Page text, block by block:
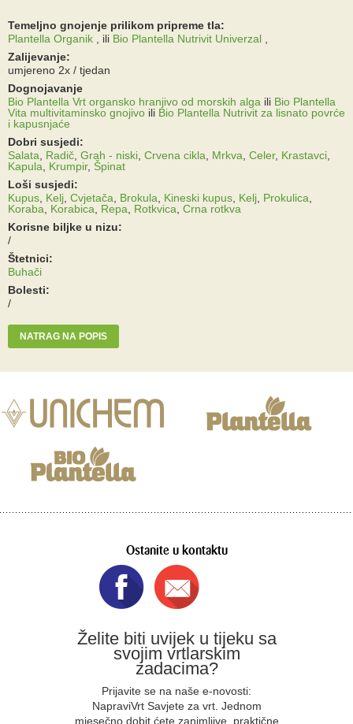
Temeljno gnojenje prilikom pripreme tla:
Plantella Organik
ili Bio Plantella Nutrivit Univerzal
Zalijevanje:
umjereno 2x / tjedan
Dognojavanje
Bio Plantella Vrt organsko hranjivo od morskih alga ili Bio Plantella
Vita multivitaminsko gnojivo ili Bio Plantella Nutrivit za lisnato povrće
i kapusnjaće
Dobri susjedi:
Salata
Radič Grah - niski Crvena cikla Mrkva Celer, Krastavci
Kapula
Krumpir, Špinat
Loši susjedi:
Kupus Kelj Cvjetača Brokula Kineski kupus Kelj Prokulica
Koraba
Korabica Repa Rotkvica Crna rotkva
Korisne biljke u nizu:
/
Štetnici:
Buhači
Bolesti:
/
NATRAG NA POPIS
Ostanite u kontaktu
Želite biti uvijek u tijeku sa
svojim vrtlarskim
zadacima?
Prijavite se na naše e-novosti:
NapraviVrt Savjete za vrt. Jednom
mjesečno dobit ćete zanimljive, praktične